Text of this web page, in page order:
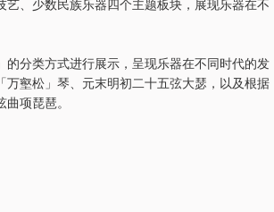
」的分类方式进行展示，呈现乐器在不同时代的发
壑松」琴、元末明初二十五弦大瑟，以及根据
项琵琶。